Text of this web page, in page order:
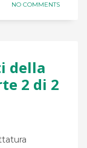
NO COMMENTS
della
2 di 2